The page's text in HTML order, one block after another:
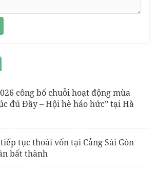
công bố chuỗi hoạt động mùa
đủ Đầy – Hội hè háo hức” tại Hà
tục thoái vốn tại Cảng Sài Gòn
bất thành